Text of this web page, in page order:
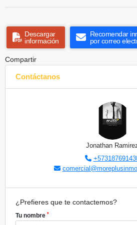
Descargar
información
Recomendar
por correo
Compartir
Contáctanos
Jonathan
¿Prefieres que te contactemos?
Tu nombre *